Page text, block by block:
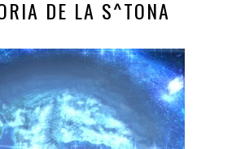
DE LA S^TONA